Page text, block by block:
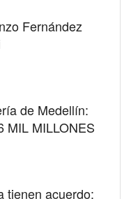
Fernández
de Medellín:
MIL MILLONES
tienen acuerdo: